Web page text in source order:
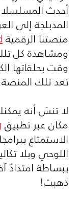
أحدث المسلسلات
المدبلجة إلى
منصتنا الرقمية
ومشاهدة كل
وقت بحلقاتها
تعد تلك المنصة
لا تنسَ أنه
مكان عبر تطبيق
الاستمتاع
اللوحي وبلا
ببساطة امتدادٌ
ذهبت!